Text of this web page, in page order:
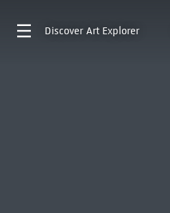
Discover Art Explorer